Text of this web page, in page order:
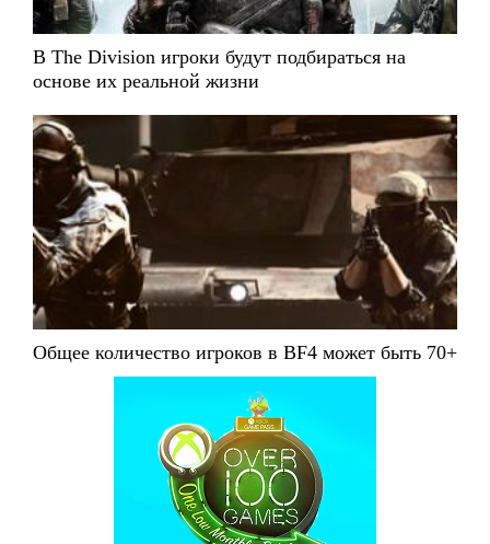
В The Division игроки будут подбираться на
основе их реальной жизни
Общее количество игроков в BF4 может быть 70+